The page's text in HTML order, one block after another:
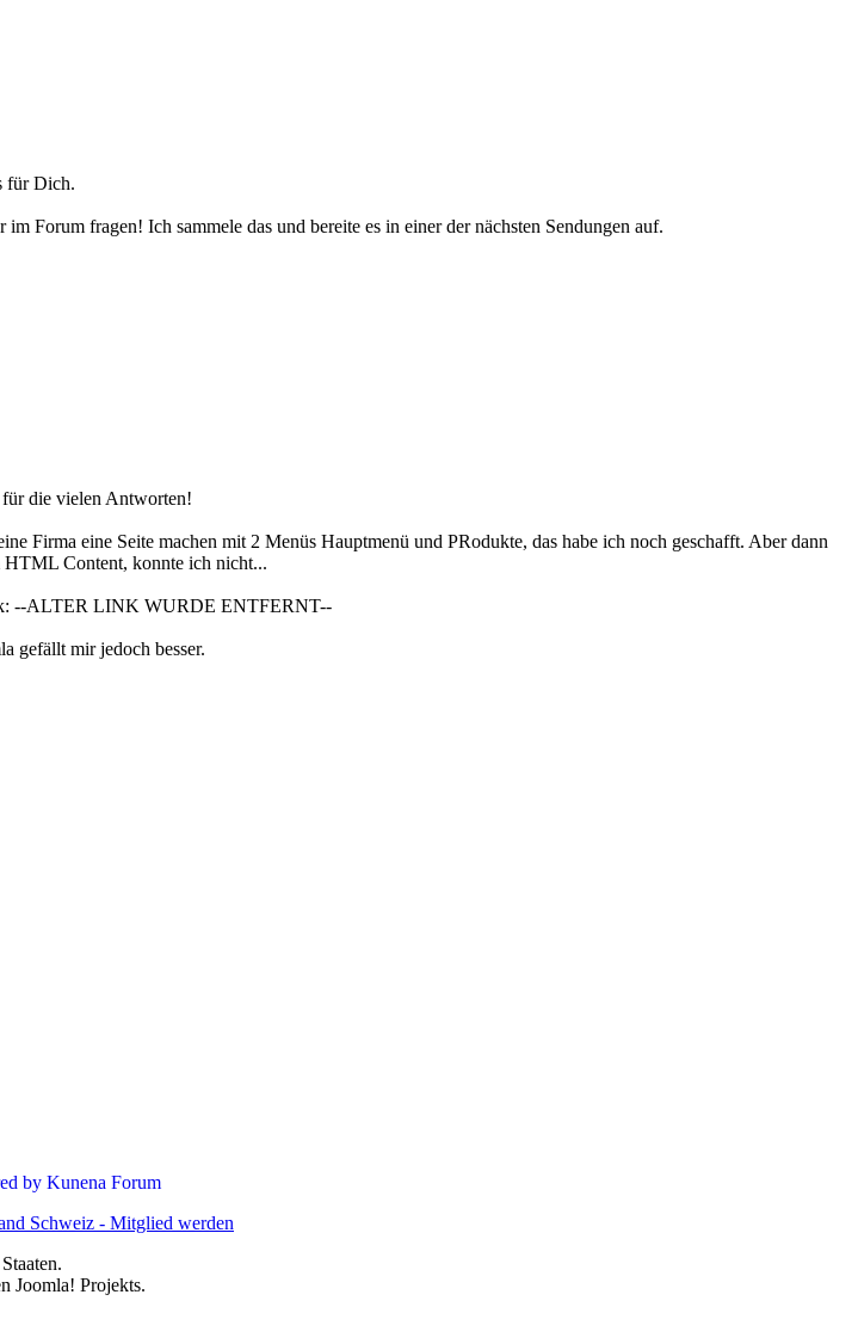
für Dich.
Forum fragen! Ich sammele das und bereite es in einer der nächsten Sendungen auf.
die vielen Antworten!
Firma eine Seite machen mit 2 Menüs Hauptmenü und PRodukte, das habe ich noch geschafft. Aber dann
HTML Content, konnte ich nicht...
--ALTER LINK WURDE ENTFERNT--
gefällt mir jedoch besser.
by Kunena Forum
Joomla! Projekts.